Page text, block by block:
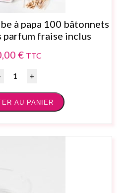
à papa 100 bâtonnets
parfum fraise inclus
€ TTC
AU PANIER